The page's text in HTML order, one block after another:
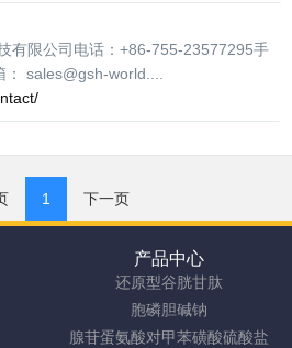
有限公司电话：+86-755-23577295手
sales@gsh-world....
1 下一页
产品中心
还原型谷胱甘肽
胞磷胆碱钠
腺苷蛋氨酸对甲苯磺酸硫酸盐